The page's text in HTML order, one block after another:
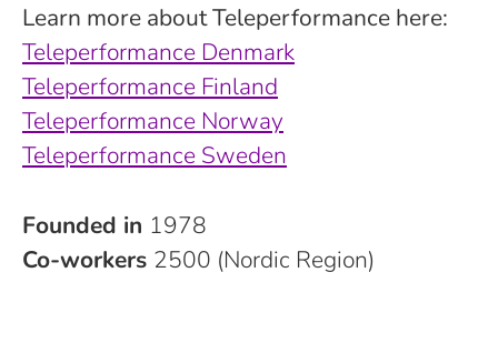
Learn more about Teleperformance here:
Teleperformance Denmark
Teleperformance Finland
Teleperformance Norway
Teleperformance Sweden
Founded in 1978
Co-workers 2500 (Nordic Region)